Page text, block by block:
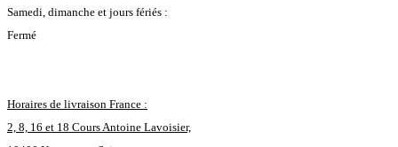
Samedi, dimanche et jours fériés :
Fermé
Horaires de livraison France :
2, 8, 16 et 18 Cours Antoine Lavoisier,